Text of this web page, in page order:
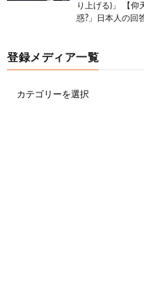
り上げる)」 【仰
惑?」日本人の回
登録メディア一覧